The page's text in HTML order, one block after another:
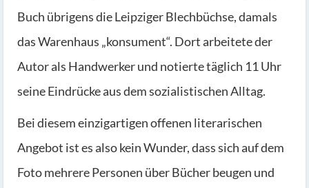
Buch übrigens die Leipziger Blechbüchse, damals
das Warenhaus „konsument“. Dort arbeitete der
Autor als Handwerker und notierte täglich 11 Uhr
seine Eindrücke aus dem sozialistischen Alltag.
Bei diesem einzigartigen offenen literarischen
Angebot ist es also kein Wunder, dass sich auf dem
Foto mehrere Personen über Bücher beugen und